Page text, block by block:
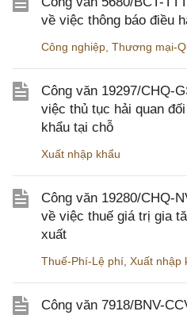
về việc thông báo điều
Công nghiệp Thương mại-
Công văn 19297/CHQ-
việc thủ tục hải quan
khẩu tại chỗ
Xuất nhập khẩu
Công văn 19280/CHQ-
về việc thuế giá trị gia
xuất
Thuế-Phí-Lệ phí Xuất nhập
Công văn 7918/BNV-